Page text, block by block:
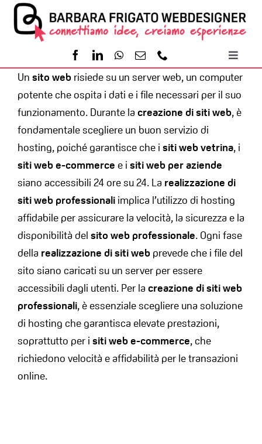
Salta
contenuto
Servizi
Portfolio
Contatti
Un sito webrisiede su un server web, un computer
potente che ospita i dati e i file necessari per il suo
funzionamento. Durante la creazione di siti web, è
fondamentale scegliere un buon servizio di
hosting, poiché garantisce che i siti web vetrina, i
siti web e-commerce e i siti web per aziende
siano accessibili 24 ore su 24. La realizzazione di
siti web professionaliimplica l’utilizzo di hosting
affidabile per assicurare la velocità, la sicurezza e la
disponibilità del sito web professionale. Ogni fase
della realizzazione di siti webprevede che i file del
sito siano caricati su un server per essere
accessibili dagli utenti. Per la creazione di siti web
professionali, è essenziale scegliere una soluzione
di hosting che garantisca elevate prestazioni,
soprattutto per i siti web e-commerce, che
richiedono velocità e affidabilità per le transazioni
online.